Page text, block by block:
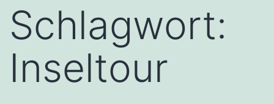
Schlagwort:
Inseltour